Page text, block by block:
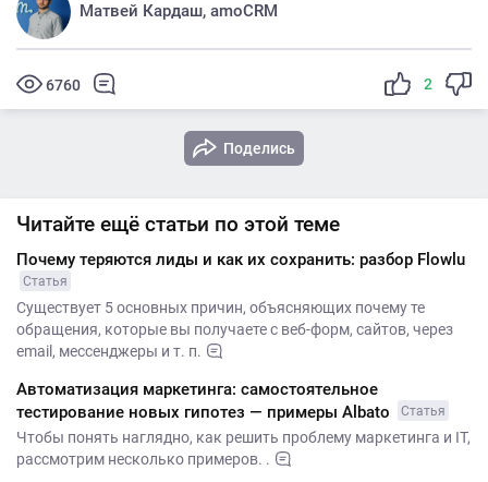
Матвей Кардаш, amoCRM
6760 2
Поделись
Читайте ещё статьи по этой теме
Почему теряются лиды и как их сохранить: разбор Flowlu
Статья
Существует 5 основных причин, объясняющих почему те
обращения, которые вы получаете с веб-форм, сайтов, через
email, мессенджеры и т. п.
Автоматизация маркетинга: самостоятельное
тестирование новых гипотез — примеры Albato
Статья
Чтобы понять наглядно, как решить проблему маркетинга и IT,
рассмотрим несколько примеров. .